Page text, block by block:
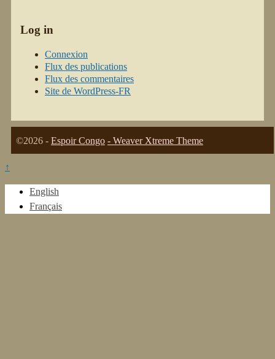
Log in
Connexion
Flux des publications
Flux des commentaires
Site de WordPress-FR
©2026 - Espoir Congo - Weaver Xtreme Theme
↑
English
Français